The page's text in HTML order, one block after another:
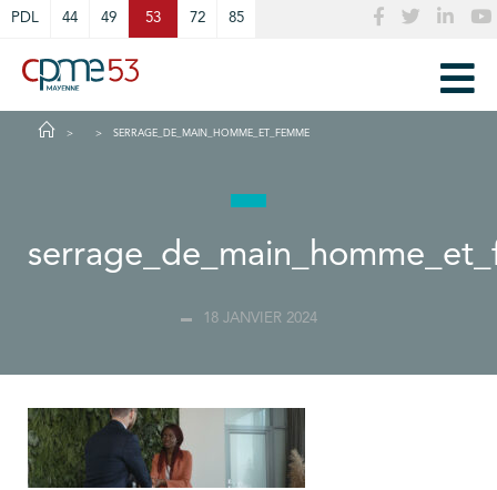
PDL 44 49 53 72 85
SERRAGE_DE_MAIN_HOMME_ET_FEMME
18 JANVIER 2024
Cookies management panel